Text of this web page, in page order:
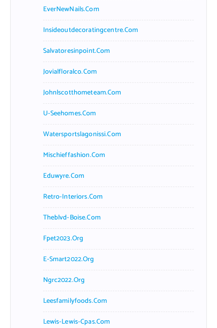
EverNewNails.com
Insideoutdecoratingcentre.com
Salvatoresinpoint.com
Jovialfloralco.com
Johnlscotthometeam.com
U-Seehomes.com
Watersportslagonissi.com
Mischieffashion.com
Eduwyre.com
Retro-Interiors.com
Theblvd-Boise.com
Fpet2023.org
E-Smart2022.org
Ngrc2022.org
Leesfamilyfoods.com
Lewis-Lewis-Cpas.com